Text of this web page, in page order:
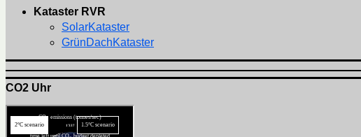
Kataster RVR
SolarKataster
GrünDachKataster
CO2 Uhr